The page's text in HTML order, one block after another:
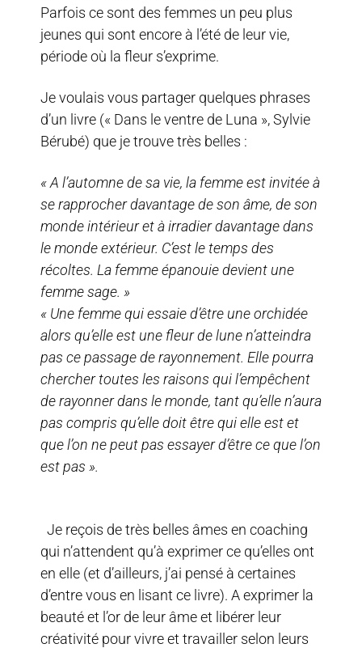
Parfois ce sont des femmes un peu plus
jeunes qui sont encore à l’été de leur vie,
période où la fleur s’exprime.
Je voulais vous partager quelques phrases
d’un livre (« Dans le ventre de Luna », Sylvie
Bérubé) que je trouve très belles :
« A l’automne de sa vie, la femme est invitée à
se rapprocher davantage de son âme, de son
monde intérieur et à irradier davantage dans
le monde extérieur. C’est le temps des
récoltes. La femme épanouie devient une
femme sage. »
« Une femme qui essaie d’être une orchidée
alors qu’elle est une fleur de lune n’atteindra
pas ce passage de rayonnement. Elle pourra
chercher toutes les raisons qui l’empêchent
de rayonner dans le monde, tant qu’elle n’aura
pas compris qu’elle doit être qui elle est et
que l’on ne peut pas essayer d’être ce que l’on
est pas ».
Je reçois de très belles âmes en coaching
qui n’attendent qu’à exprimer ce qu’elles ont
en elle (et d’ailleurs, j’ai pensé à certaines
d’entre vous en lisant ce livre). A exprimer la
beauté et l’or de leur âme et libérer leur
créativité pour vivre et travailler selon leurs